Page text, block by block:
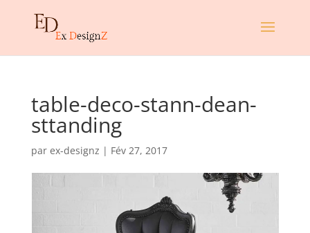
table-deco-stann-dean-
sttanding
par ex-designz | Fév 27, 2017